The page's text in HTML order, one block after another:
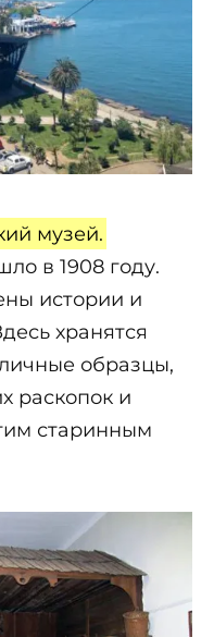
музей.
в 1908 году.
истории и
хранятся
образцы,
раскопок и
старинным